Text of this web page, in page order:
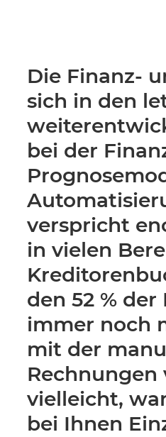
Die Finanz-
sich in den
bei der
verspricht
in vielen
den 52 %
immer noch
mit der
Rechnungen
vielleicht,
bei Ihnen